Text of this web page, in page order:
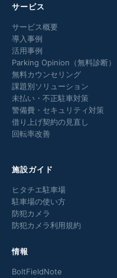
サービス
サービス概要
導入事例
活用事例
Parking Opinion（無料診断）
無料カウンセリング
課題別ソリューション
未払い・不正駐車対策
警備費・セキュリティ対策
借り上げ契約の見直し
回転率改善
施設ガイド
ヒタチエ駐車場
駐車場の使い方
防犯カメラ
防犯カメラ利用規約
情報
BoltFieldNote